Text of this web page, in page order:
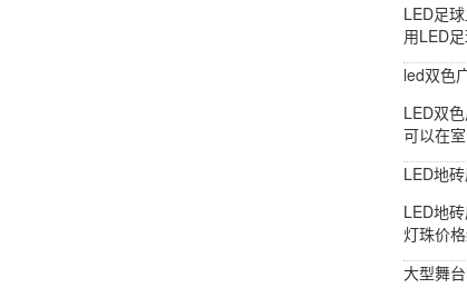
LED足
用LED
led双色
LED双
可以在
LED地
LED地
灯珠价
大型舞